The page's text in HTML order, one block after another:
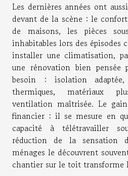
Les dernières années ont
devant de la scène : le confort
de maisons, les pièces
inhabitables lors des épisodes
installer une climatisation,
une rénovation bien
besoin : isolation
thermiques, matériaux
ventilation maîtrisée. Le
financier : il se mesure en
capacité à télétravailler
réduction de la sensation
ménages le découvrent
chantier sur le toit transforme